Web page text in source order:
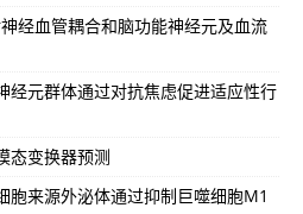
经血管耦合和脑功能神经元及血流
经元群体通过对抗焦虑促进适应性行
态变换器预测
胞来源外泌体通过抑制巨噬细胞M1